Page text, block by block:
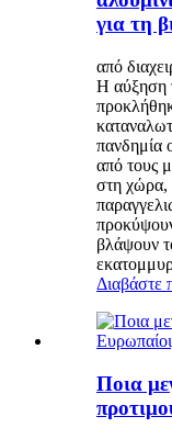
για τη
από
Η αύξηση
πανδημία
από τους
στη χώρα,
βλάψουν
Διαβάστε
Ποια